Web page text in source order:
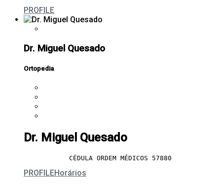
PROFILE
Dr. Miguel Quesado
Ortopedia
Dr. Miguel Quesado
CÉDULA ORDEM MÉDICOS 57880
PROFILEHorários